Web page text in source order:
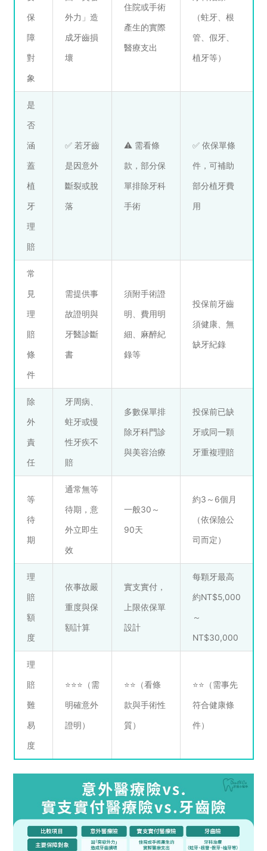
保
障
對
象
外力」造
成牙齒損
壞
住院或手術
產生的實際
醫療支出
（蛀牙、根
管、假牙、
植牙等）
是
否
涵
蓋
植
牙
理
賠
✅ 若牙齒
是因意外
斷裂或脫
落
⚠️ 需看條
款，部分保
單排除牙科
手術
✅ 依保單條
件，可補助
部分植牙費
用
常
見
理
賠
條
件
需提供事
故證明與
牙醫診斷
書
須附手術證
明、費用明
細、麻醉紀
錄等
投保前牙齒
須健康、無
缺牙紀錄
除
外
責
任
牙周病、
蛀牙或慢
性牙疾不
賠
多數保單排
除牙科門診
與美容治療
投保前已缺
牙或同一顆
牙重複理賠
等
待
期
通常無等
待期，意
外立即生
效
一般30～
90天
約3～6個月
（依保險公
司而定）
理
賠
額
度
依事故嚴
重度與保
額計算
實支實付，
上限依保單
設計
每顆牙最高
約NT$5,000
～
NT$30,000
理
賠
難
易
度
⭐⭐⭐（需
明確意外
證明）
⭐⭐（看條
款與手術性
質）
⭐⭐（需事先
符合健康條
件）